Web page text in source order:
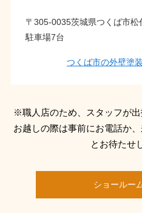
〒305-0035茨城県つくば市松
駐車場7台
つくば市の外壁塗
※職人店のため、スタッフが出
お越しの際は事前にお電話か
とお待たせ
ショールー